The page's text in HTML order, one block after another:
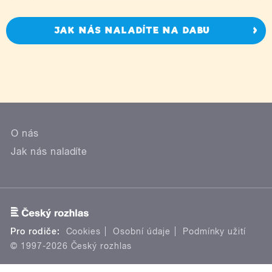
JAK NÁS NALADÍTE NA DABU
O nás
Jak nás naladíte
Pro rodiče: Cookies Osobní údaje
Podmínky užití
© 1997-2026 Český rozhlas